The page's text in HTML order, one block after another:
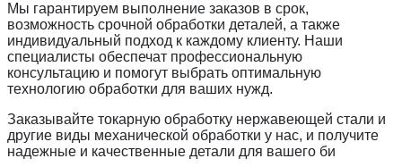
Мы гарантируем выполнение заказов в срок,
возможность срочной обработки деталей, а также
индивидуальный подход к каждому клиенту. Наши
специалисты обеспечат профессиональную
консультацию и помогут выбрать оптимальную
технологию обработки для ваших нужд.
Заказывайте токарную обработку нержавеющей стали и
другие виды механической обработки у нас, и получите
надежные и качественные детали для вашего би